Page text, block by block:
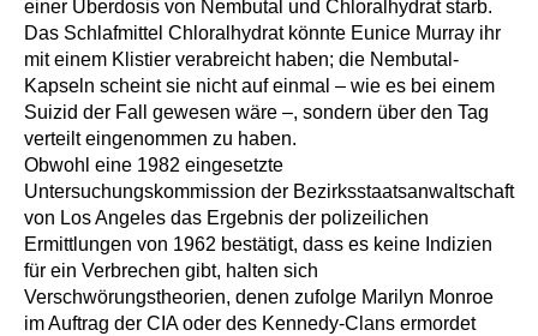
einer Überdosis von Nembutal und Chloralhydrat starb.
Das Schlafmittel Chloralhydrat könnte Eunice Murray ihr
mit einem Klistier verabreicht haben; die Nembutal-
Kapseln scheint sie nicht auf einmal – wie es bei einem
Suizid der Fall gewesen wäre –, sondern über den Tag
verteilt eingenommen zu haben.
Obwohl eine 1982 eingesetzte
Untersuchungskommission der Bezirksstaatsanwaltschaft
von Los Angeles das Ergebnis der polizeilichen
Ermittlungen von 1962 bestätigt, dass es keine Indizien
für ein Verbrechen gibt, halten sich
Verschwörungstheorien, denen zufolge Marilyn Monroe
im Auftrag der CIA oder des Kennedy-Clans ermordet